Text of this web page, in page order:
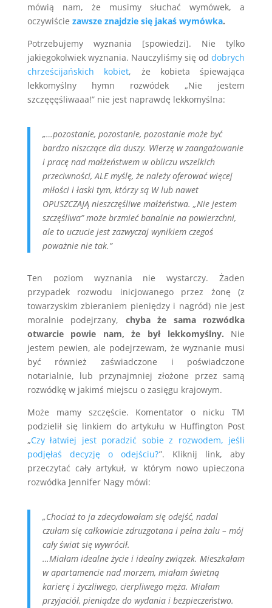
mówią nam, że musimy słuchać wymówek, a
oczywiście zawsze znajdzie się jakaś wymówka.
Potrzebujemy wyznania [spowiedzi]. Nie tylko
jakiegokolwiek wyznania. Nauczyliśmy się oddobrych
chrześcijańskich kobiet, że kobieta śpiewająca
lekkomyślny hymn rozwódek „Nie jestem
szczęęęśliwaaa!” nie jest naprawdę lekkomyślna:
„…pozostanie, pozostanie, pozostanie może być
bardzo niszczące dla duszy. Wierzę w zaangażowanie
i pracę nad małżeństwem w obliczu wszelkich
przeciwności, ALE myślę, że należy oferować więcej
miłości i łaski tym, którzy są W lub nawet
OPUSZCZAJĄ nieszczęśliwe małżeństwa. „Nie jestem
szczęśliwa” może brzmieć banalnie na powierzchni,
ale to uczucie jest zazwyczaj wynikiem czegoś
poważnie nie tak.”
Ten poziom wyznania nie wystarczy. Żaden
przypadek rozwodu inicjowanego przez żonę (z
towarzyskim zbieraniem pieniędzy i nagród) nie jest
moralnie podejrzany, chyba że sama rozwódka
otwarcie powie nam, że był lekkomyślny. Nie
jestem pewien, ale podejrzewam, że wyznanie musi
być również zaświadczone i poświadczone
notarialnie, lub przynajmniej złożone przez samą
rozwódkę w jakimś miejscu o zasięgu krajowym.
Może mamy szczęście. Komentator o nicku TM
podzielił się linkiem do artykułu w Huffington Post
„Czy łatwiej jest poradzić sobie z rozwodem, jeśli
podjęłaś decyzję o odejściu?”. Kliknij link, aby
przeczytać cały artykuł, w którym nowo upieczona
rozwódka Jennifer Nagy mówi:
„Chociaż to ja zdecydowałam się odejść, nadal
czułam się całkowicie zdruzgotana i pełna żalu – mój
cały świat się wywrócił.
…Miałam idealne życie i idealny związek. Mieszkałam
w apartamencie nad morzem, miałam świetną
karierę i życzliwego, cierpliwego męża. Miałam
przyjaciół, pieniądze do wydania i bezpieczeństwo.